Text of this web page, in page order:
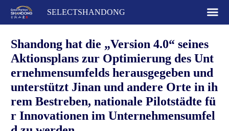
SELECTSHANDONG
Shandong hat die „Version 4.0“ seines
Aktionsplans zur Optimierung des Unt
ernehmensumfelds herausgegeben und
unterstützt Jinan und andere Orte in ih
rem Bestreben, nationale Pilotstädte fü
r Innovationen im Unternehmensumfel